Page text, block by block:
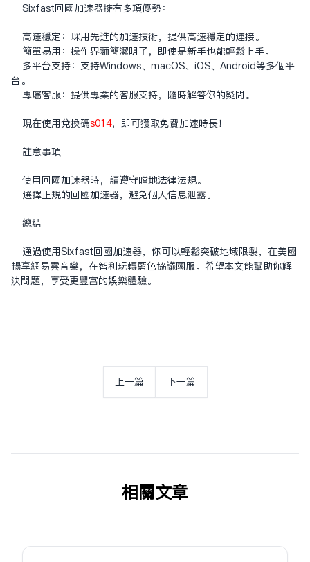
Sixfast回国加速器拥有多项优势：
高速稳定：采用先进的加速技术，提供高速稳定的连接。
简单易用：操作界面简洁明了，即使是新手也能轻松上手。
多平台支持：支持Windows、macOS、iOS、Android等多个平
台。
专属客服：提供专业的客服支持，随时解答你的疑问。
现在使用兑换码s014，即可获取免费加速时长！
注意事项
使用回国加速器时，请遵守当地法律法规。
选择正规的回国加速器，避免个人信息泄露。
总结
通过使用Sixfast回国加速器，你可以轻松突破地域限制，在美国
畅享网易云音乐，在智利玩转蓝色协议国服。希望本文能帮助你解
决问题，享受更丰富的娱乐体验。
上一篇 下一篇
相关文章